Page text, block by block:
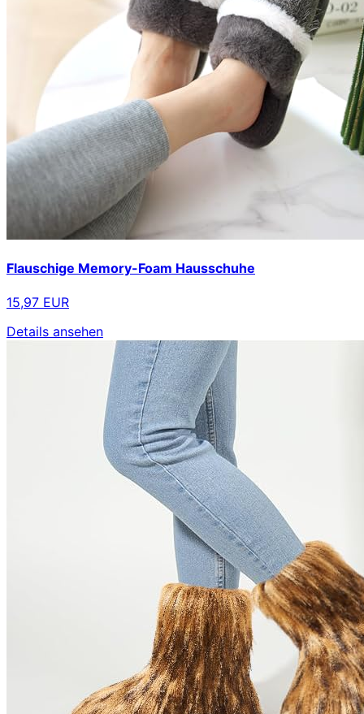
Flauschige Memory-Foam Hausschuhe
15,97 EUR
Details ansehen